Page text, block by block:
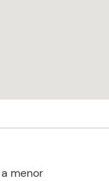
menor